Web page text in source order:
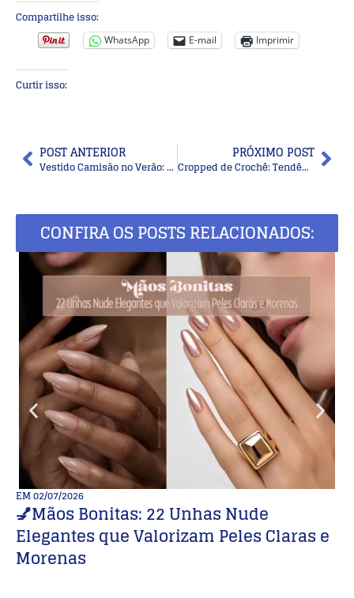
Compartilhe isso:
WhatsApp E-mail Imprimir
Curtir isso:
POST ANTERIOR
Vestido Camisão no Verão: Dicas de Looks Modernos e Frescos
PRÓXIMO POST
Cropped de Crochê: Tendências e Inspirações Para um Verão Estiloso
CONFIRA OS POSTS RELACIONADOS:
EM02/07/2026
💅Mãos Bonitas: 22 Unhas Nude
Elegantes que Valorizam Peles Claras e
Morenas